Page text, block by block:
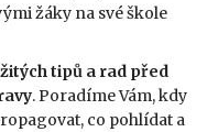
žáky na své škole
tipů a rad před
. Poradíme Vám, kdy
co pohlídat a